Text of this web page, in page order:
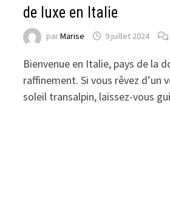
de luxe en Italie
parMarise 9 juillet 2024
Bienvenue en Italie, pays de la
raffinement. Si vous rêvez d’un
soleil transalpin, laissez-vous